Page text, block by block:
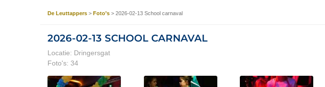
De Leuttappers > Foto’s > 2026-02-13 School carnaval
2026-02-13 SCHOOL CARNAVAL
Locatie: Dringersgat
Foto's: 34